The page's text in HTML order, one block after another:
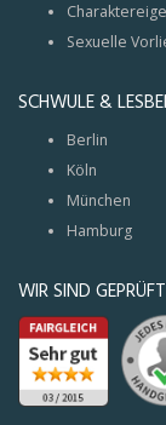
Sexuelle
SCHWULE &
Berlin
Köln
München
Hamburg
WIR SIND